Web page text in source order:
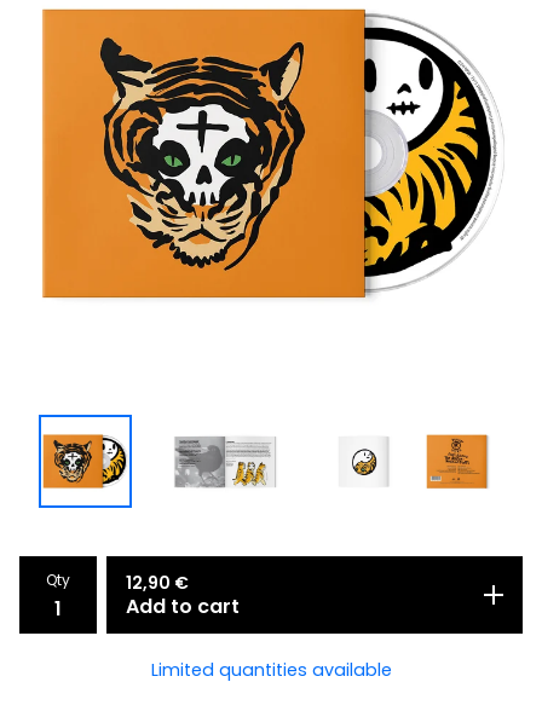
Qty 12,90 €
Add to cart
Limited quantities available